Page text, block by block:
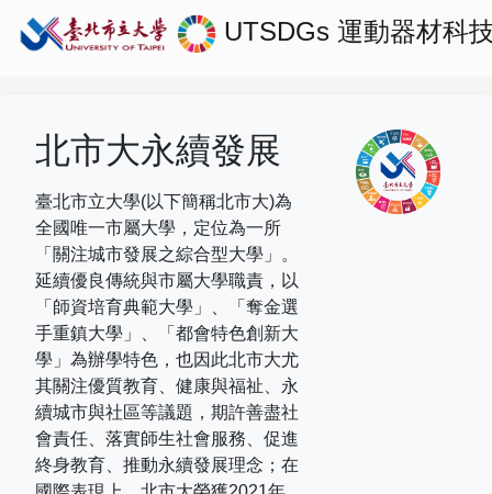
UTSDGs 運動器材科
北市大永續發展
臺北市立大學(以下簡稱北市大)為
全國唯一市屬大學，定位為一所
「關注城市發展之綜合型大學」。
延續優良傳統與市屬大學職責，以
「師資培育典範大學」、「奪金選
手重鎮大學」、「都會特色創新大
學」為辦學特色，也因此北市大尤
其關注優質教育、健康與福祉、永
續城市與社區等議題，期許善盡社
會責任、落實師生社會服務、促進
終身教育、推動永續發展理念；在